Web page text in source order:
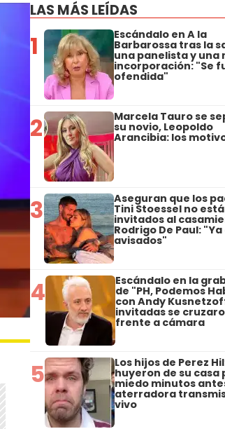
LAS MÁS LEÍDAS
1 Escándalo en A la
Barbarossa tras la
una panelista y una
incorporación: "Se
ofendida"
2 Marcela Tauro se
su novio, Leopoldo
Arancibia: los
3 Aseguran que los
Tini Stoessel no
invitados al
Rodrigo De Paul:
avisados"
4 Escándalo en la
de "PH, Podemos
con Andy
invitadas se
frente a cámara
5 Los hijos de Perez
huyeron de su casa
miedo minutos
aterradora
vivo